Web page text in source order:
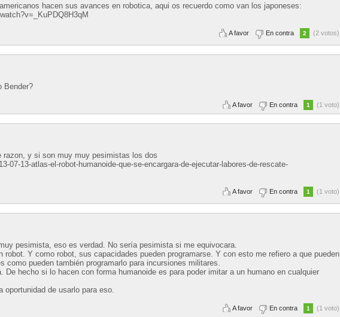
hacen sus avances en robotica, aqui os recuerdo como van los japoneses:
A favor En contra 2 (2 votos)
Bender?
A favor En contra 1 (1 voto)
razon, y si son muy muy pesimistas los dos
07-13-atlas-el-robot-humanoide-que-se-encargara-de-ejecutar-labores-de-rescate-
A favor En contra 1 (1 voto)
pesimista, eso es verdad. No sería pesimista si me equivocara.
robot. Y como robot, sus capacidades pueden programarse. Y con esto me refiero a que pueden
como pueden también programarlo para incursiones militares.
De hecho si lo hacen con forma humanoide es para poder imitar a un humano en cualquier
oportunidad de usarlo para eso.
A favor En contra 1 (1 voto)